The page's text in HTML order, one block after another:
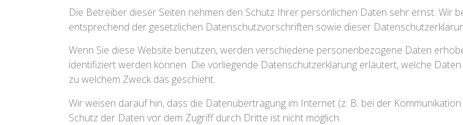
Die Betreiber dieser Seiten nehmen den Schutz Ihrer persönlichen Daten sehr ernst. Wir
entsprechend der gesetzlichen Datenschutzvorschriften sowie dieser
Wenn Sie diese Website benutzen, werden verschiedene personenbezogene Daten
identifiziert werden können. Die vorliegende Datenschutzerklärung erläutert, welche
zu welchem Zweck das geschieht.
Wir weisen darauf hin, dass die Datenübertragung im Internet (z. B. bei der
Schutz der Daten vor dem Zugriff durch Dritte ist nicht möglich.